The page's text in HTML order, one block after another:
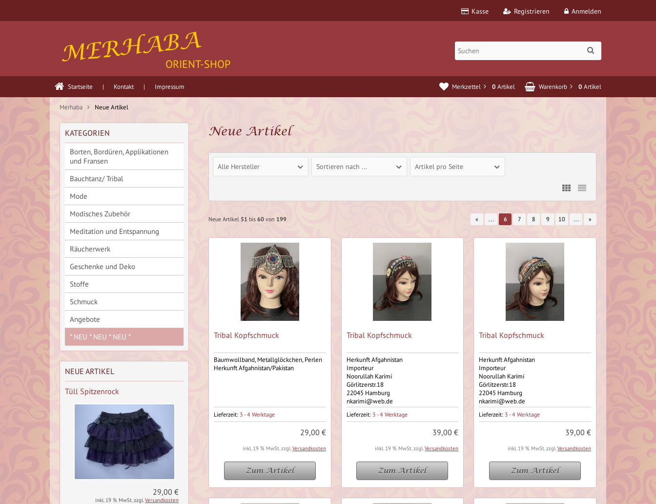
Anmelden
Registrieren
Kasse
MERHABA
ORIENT-SHOP
Startseite | Kontakt | Impressum Warenkorb 0 Artikel
Merkzettel 0 Artikel
Merhaba Neue Artikel
Neue Artikel
Alle Hersteller Sortieren nach ... Artikel pro Seite
Neue Artikel 51 bis 60 von 199 « ... 6 7 8 9 10 ... »
Tribal Kopfschmuck
Baumwollband, Metallglöckchen, Perlen
Herkunft Afgahnistan/Pakistan
Lieferzeit: 3 - 4 Werktage
29,00 €
inkl. 19 % MwSt. zzgl.Versandkosten
Zum Artikel
Tribal Kopfschmuck
Herkunft Afgahnistan
Importeur
Noorullah Karimi
Görlitzerstr.18
22045 Hamburg
nkarimi@web.de
Lieferzeit: 3 - 4 Werktage
39,00 €
inkl. 19 % MwSt. zzgl.Versandkosten
Zum Artikel
Tribal Kopfschmuck
Herkunft Afgahnistan
Importeur
Noorullah Karimi
Görlitzerstr.18
22045 Hamburg
nkarimi@web.de
Lieferzeit: 3 - 4 Werktage
39,00 €
inkl. 19 % MwSt. zzgl.Versandkosten
Zum Artikel
KATEGORIEN
Borten, Bordüren, Applikationen
und Fransen
Bauchtanz/ Tribal
Mode
Modisches Zubehör
Meditation und Entspannung
Räucherwerk
Geschenke und Deko
Stoffe
Schmuck
Angebote
* NEU * NEU * NEU *
NEUE ARTIKEL
Tüll Spitzenrock
29,00 €
inkl. 19 % MwSt. zzgl.Versandkosten